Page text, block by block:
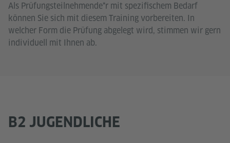
Als Prüfungsteilnehmende*r mit spezifischem Bedarf
können Sie sich mit diesem Training vorbereiten. In
welcher Form die Prüfung abgelegt wird, stimmen wir gern
individuell mit Ihnen ab.
B2 JUGENDLICHE